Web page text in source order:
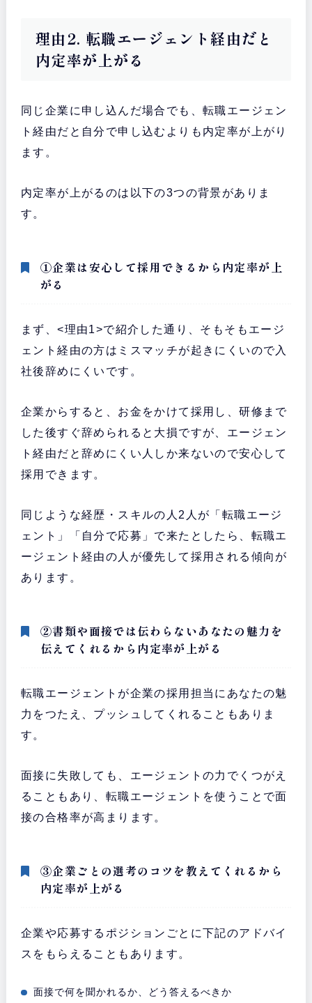
理由2. 転職エージェント経由だと
内定率が上がる
同じ企業に申し込んだ場合でも、転職エージェン
ト経由だと自分で申し込むよりも内定率が上がり
ます。
内定率が上がるのは以下の3つの背景がありま
す。
①企業は安心して採用できるから内定率が上
がる
まず、<理由1>で紹介した通り、そもそもエージ
ェント経由の方はミスマッチが起きにくいので入
社後辞めにくいです。
企業からすると、お金をかけて採用し、研修まで
した後すぐ辞められると大損ですが、エージェン
ト経由だと辞めにくい人しか来ないので安心して
採用できます。
同じような経歴・スキルの人2人が「転職エージ
ェント」「自分で応募」で来たとしたら、転職エ
ージェント経由の人が優先して採用される傾向が
あります。
②書類や面接では伝わらないあなたの魅力を
伝えてくれるから内定率が上がる
転職エージェントが企業の採用担当にあなたの魅
力をつたえ、プッシュしてくれることもありま
す。
面接に失敗しても、エージェントの力でくつがえ
ることもあり、転職エージェントを使うことで面
接の合格率が高まります。
③企業ごとの選考のコツを教えてくれるから
内定率が上がる
企業や応募するポジションごとに下記のアドバイ
スをもらえることもあります。
面接で何を聞かれるか、どう答えるべきか